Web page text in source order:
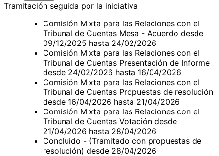
Tramitación seguida por la iniciativa
Comisión Mixta para las Relaciones con el
Tribunal de Cuentas Mesa - Acuerdo desde
09/12/2025 hasta 24/02/2026
Comisión Mixta para las Relaciones con el
Tribunal de Cuentas Presentación de Informe
desde 24/02/2026 hasta 16/04/2026
Comisión Mixta para las Relaciones con el
Tribunal de Cuentas Propuestas de resolución
desde 16/04/2026 hasta 21/04/2026
Comisión Mixta para las Relaciones con el
Tribunal de Cuentas Votación desde
21/04/2026 hasta 28/04/2026
Concluido - (Tramitado con propuestas de
resolución) desde 28/04/2026